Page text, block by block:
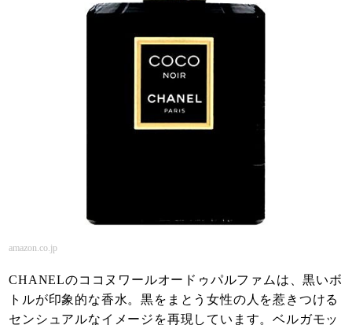
amazon.co.jp
CHANELのココヌワールオードゥパルファムは、黒いボ
トルが印象的な香水。黒をまとう女性の人を惹きつける
センシュアルなイメージを再現しています。ベルガモッ